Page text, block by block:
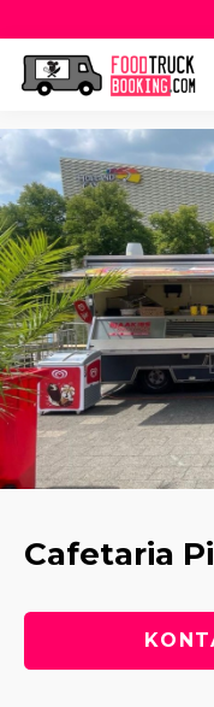
Cafetaria